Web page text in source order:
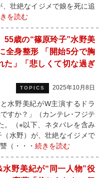
壮絶なイジメで娘を死に追
を読む
55歳の“篠原玲子”水野美
全身整形 「開始5分で胸
た」「悲しくて切な過ぎ
TOPICS 2025年10月8日
水野美紀がW主演するドラ
すか？」（カンテレ･フジテ
。（※以下、ネタバレを含み
水野）が、壮絶なイジメで
（・・・ 続きを読む
水野美紀が“同一人物”役